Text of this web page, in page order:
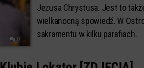
0
Jezusa Chrystusa. Jest to
wielkanocną spowiedź. W
sakramentu w kilku parafiach.